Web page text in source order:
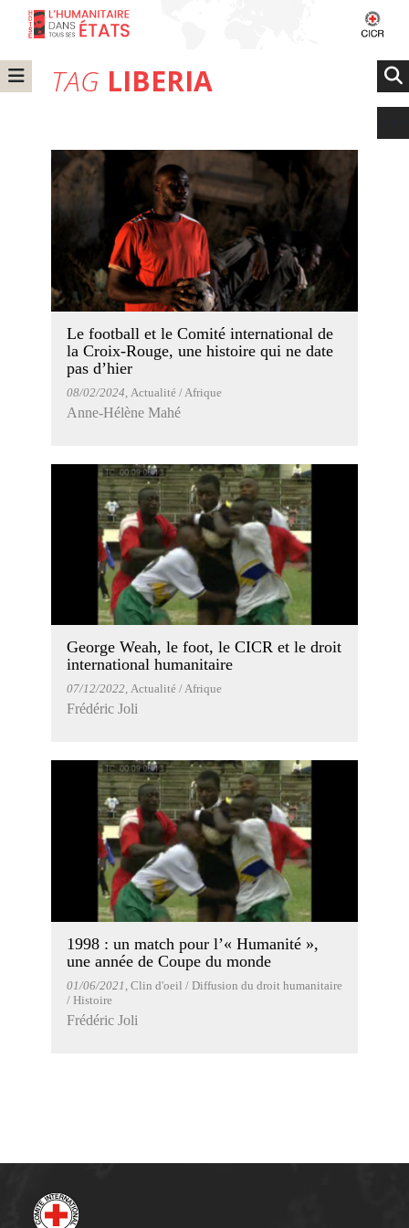
TAG LIBERIA
Le football et le Comité international de
la Croix-Rouge, une histoire qui ne date
pas d’hier
08/02/2024 , Actualité / Afrique
Anne-Hélène Mahé
George Weah, le foot, le CICR et le droit
international humanitaire
07/12/2022, Actualité / Afrique
Frédéric Joli
1998 : un match pour l’« Humanité »,
une année de Coupe du monde
01/06/2021 , Clin d'oeil / Diffusion du droit humanitaire
/ Histoire
Frédéric Joli